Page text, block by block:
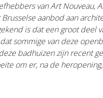
van Art Nouveau,
Brusselse aanbod aan
is dat een groot deel
sommige van deze
badhuizen zijn recent
om er, na de